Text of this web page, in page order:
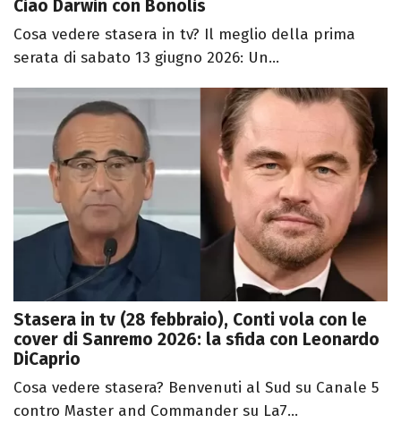
Ciao Darwin con Bonolis
Cosa vedere stasera in tv? Il meglio della prima
serata di sabato 13 giugno 2026: Un...
Stasera in tv (28 febbraio), Conti vola con le
cover di Sanremo 2026: la sfida con Leonardo
DiCaprio
Cosa vedere stasera? Benvenuti al Sud su Canale 5
contro Master and Commander su La7...